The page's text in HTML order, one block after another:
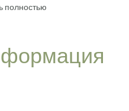
полностью